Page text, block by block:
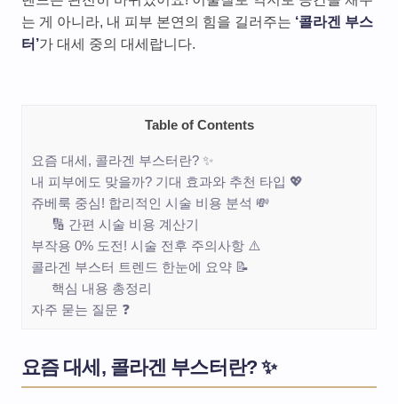
는 게 아니라, 내 피부 본연의 힘을 길러주는 ‘콜라겐 부스
터’가 대세 중의 대세랍니다.
Table of Contents
요즘 대세, 콜라겐 부스터란? ✨
내 피부에도 맞을까? 기대 효과와 추천 타입 💖
쥬베룩 중심! 합리적인 시술 비용 분석 💸
🔢 간편 시술 비용 계산기
부작용 0% 도전! 시술 전후 주의사항 ⚠️
콜라겐 부스터 트렌드 한눈에 요약 📝
핵심 내용 총정리
자주 묻는 질문 ❓
요즘 대세, 콜라겐 부스터란? ✨